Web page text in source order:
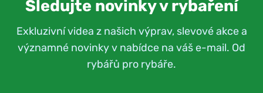
Sledujte novinky v rybaření
Exkluzivní videa z našich výprav, slevové akce a
významné novinky v nabídce na váš e-mail. Od
rybářů pro rybáře.